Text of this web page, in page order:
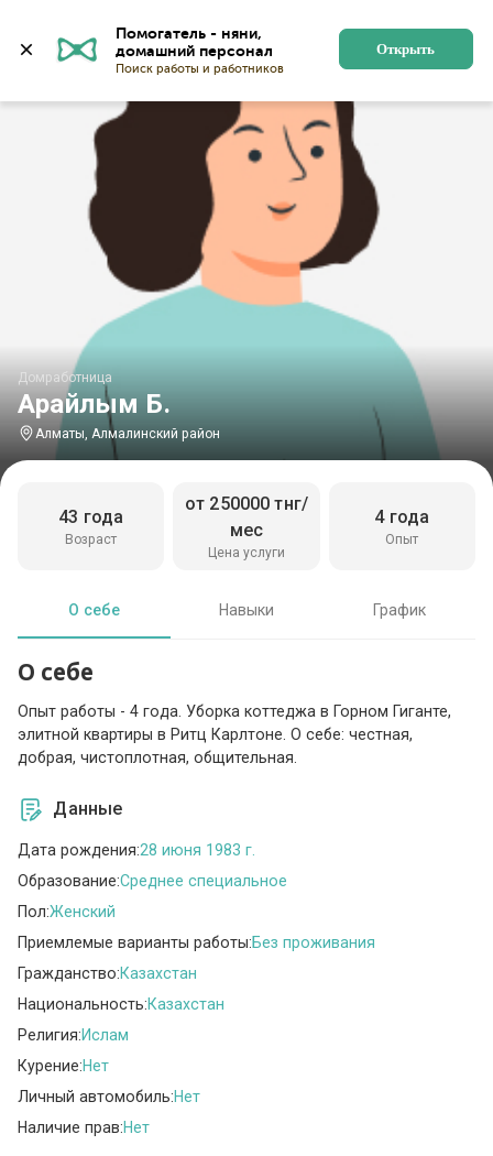
Помогатель - няни,
Поиск работы и работников
Открыть
Арайлым Б.
Домработница
Алматы, Алмалинский район
Возраст
43 года
Цена услуги
от 250000 тнг/
мес
Опыт
4 года
О себе Навыки График
О себе
Опыт работы - 4 года. Уборка коттеджа в Горном Гиганте,
элитной квартиры в Ритц Карлтоне. О себе: честная,
добрая, чистоплотная, общительная.
Данные
Дата рождения:28 июня 1983 г.
Образование:Среднее специальное
Пол:Женский
Приемлемые варианты работы:Без проживания
Гражданство:Казахстан
Национальность:Казахстан
Религия:Ислам
Курение:Нет
Личный автомобиль:Нет
Наличие прав:Нет